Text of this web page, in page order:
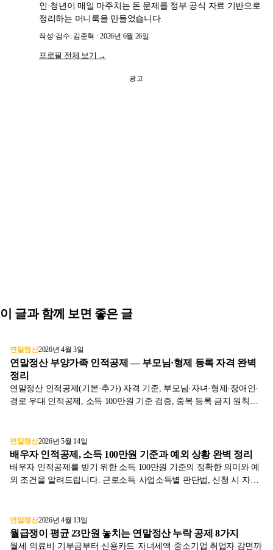
인·청년이 매일 마주치는 돈 문제를 정부 공식 자료 기반으로
정리하는 머니룩을 만들었습니다.
작성·검수: 김준혁 · 2026년 6월 26일
프로필 전체 보기 →
광고
이 글과 함께 보면 좋은 글
연말정산2026년 4월 3일
연말정산 부양가족 인적공제 — 부모님·형제 등록 자격 완벽
정리
연말정산 인적공제(기본·추가) 자격 기준, 부모님·자녀·형제·장애인·
경로 우대 인적공제, 소득 100만원 기준 검증, 중복 등록 금지 원칙까
연말정산2026년 5월 14일
배우자 인적공제, 소득 100만원 기준과 예외 상황 완벽 정리
배우자 인적공제를 받기 위한 소득 100만원 기준의 정확한 의미와 예
외 조건을 알려드립니다. 근로소득·사업소득별 판단법, 신청 시 자주
연말정산2026년 4월 13일
월급쟁이 평균 23만원 놓치는 연말정산 누락 공제 8가지
월세·의료비·기부금부터 신용카드·자녀세액·중소기업 취업자 감면까